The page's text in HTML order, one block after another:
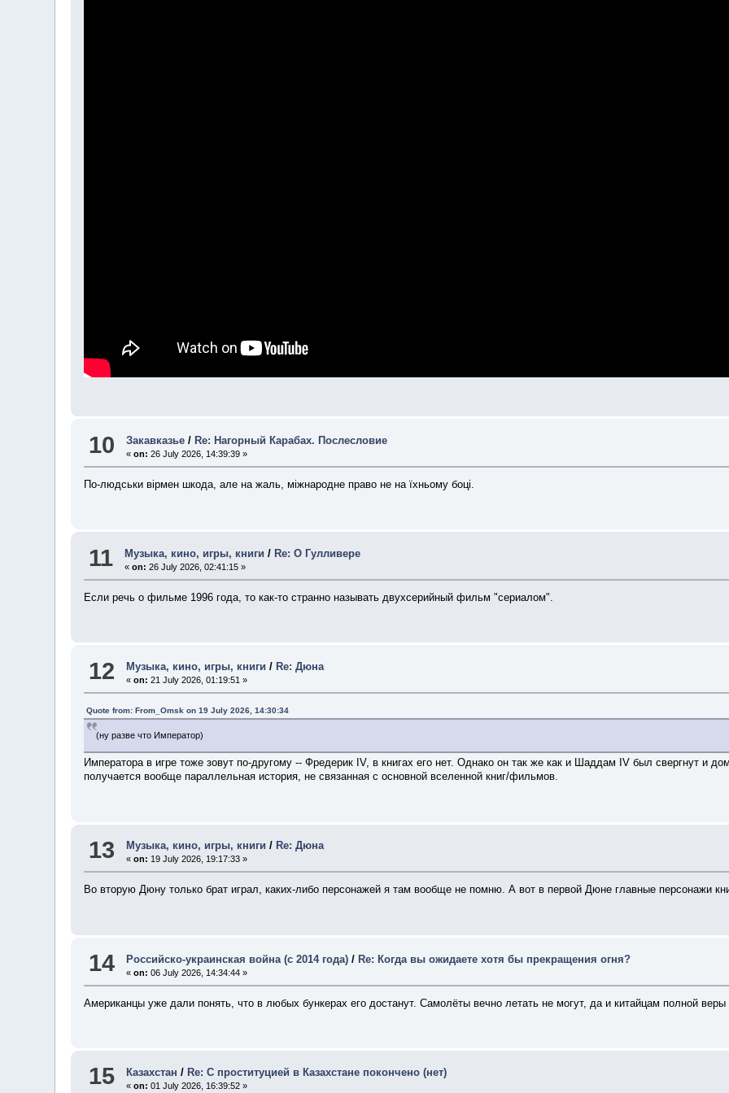
10 Закавказье /Re: Нагорный Карабах. Послесловие
«on: 26 July 2026, 14:39:39 »
По-людськи вірмен шкода, але на жаль, міжнародне право не на їхньому боці.
11 Музыка, кино, игры, книги / Re: О Гулливере
«on: 26 July 2026, 02:41:15 »
Если речь о фильме 1996 года, то как-то странно называть двухсерийный фильм "сериалом".
12 Музыка, кино, игры, книги / Re: Дюна
«on: 21 July 2026, 01:19:51 »
Quote from: From_Omsk on 19 July 2026, 14:30:34
(ну разве что Император)
Императора в игре тоже зовут по-другому -- Фредерик IV, в книгах его нет. Однако он так же как и Шаддам IV был свергнут и
получается вообще параллельная история, не связанная с основной вселенной книг/фильмов.
13 Музыка, кино, игры, книги / Re: Дюна
«on: 19 July 2026, 19:17:33 »
Во вторую Дюну только брат играл, каких-либо персонажей я там вообще не помню. А вот в первой Дюне главные персонажи
14 Российско-украинская война (с 2014 года) /Re: Когда вы ожидаете хотя бы прекращения огня?
«on: 06 July 2026, 14:34:44 »
Американцы уже дали понять, что в любых бункерах его достанут. Самолёты вечно летать не могут, да и китайцам полной веры
15 Казахстан / Re: С проституцией в Казахстане покончено (нет)
«on: 01 July 2026, 16:39:52 »